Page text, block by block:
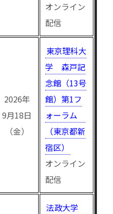
オンライン
配信
2026年
9月18日
（金）
東京理科大
学 森戸記
念館（13号
館）第1フ
ォーラム
（東京都新
宿区）
オンライン
配信
法政大学